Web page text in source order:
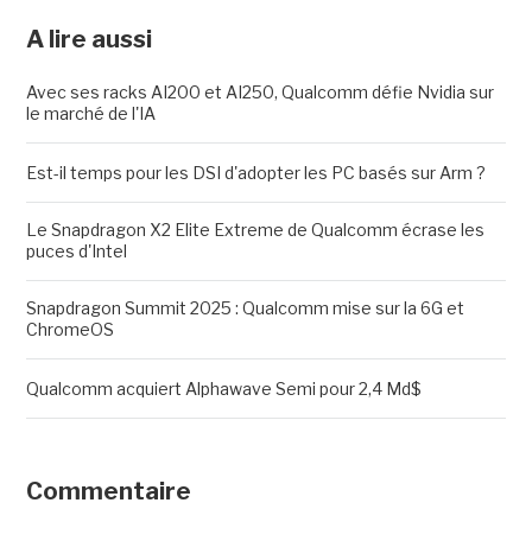
A lire aussi
Avec ses racks AI200 et AI250, Qualcomm défie Nvidia sur
le marché de l'IA
Est-il temps pour les DSI d'adopter les PC basés sur Arm ?
Le Snapdragon X2 Elite Extreme de Qualcomm écrase les
puces d'Intel
Snapdragon Summit 2025 : Qualcomm mise sur la 6G et
ChromeOS
Qualcomm acquiert Alphawave Semi pour 2,4 Md$
Commentaire